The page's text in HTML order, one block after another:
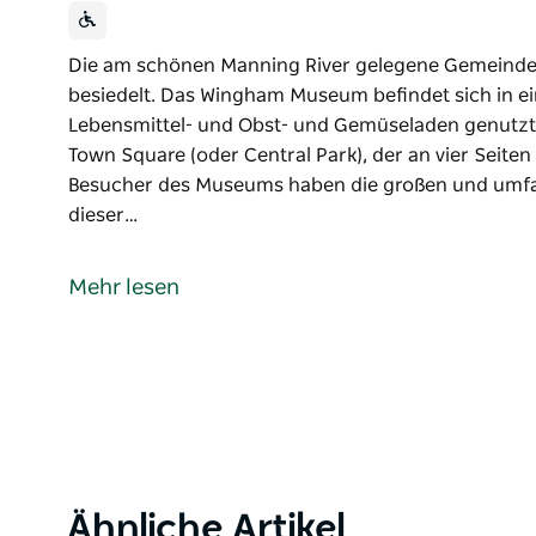
Die am schönen Manning River gelegene
besiedelt. Das Wingham Museum befindet sich in
Lebensmittel- und Obst- und Gemüseladen
Town Square (oder Central Park), der an vier
Besucher des Museums haben die großen und
dieser…
besiedelt. Das Wingham Museum befindet sich in
Transportmittel, Glaswaren- und
Mehr lesen
Product